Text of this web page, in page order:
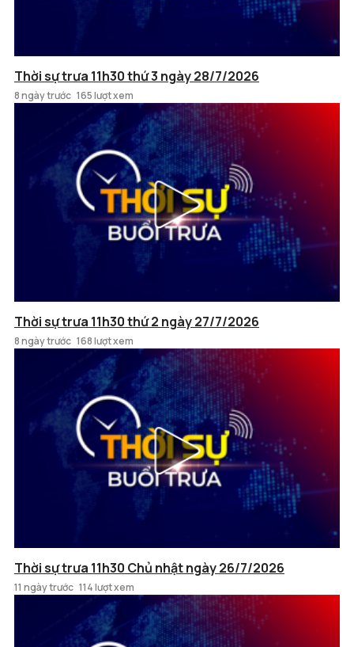
Thời sự trưa 11h30 thứ 3 ngày 28/7/2026
8 ngày trước 165 lượt xem
Thời sự trưa 11h30 thứ 2 ngày 27/7/2026
8 ngày trước 168 lượt xem
Thời sự trưa 11h30 Chủ nhật ngày 26/7/2026
11 ngày trước 114 lượt xem